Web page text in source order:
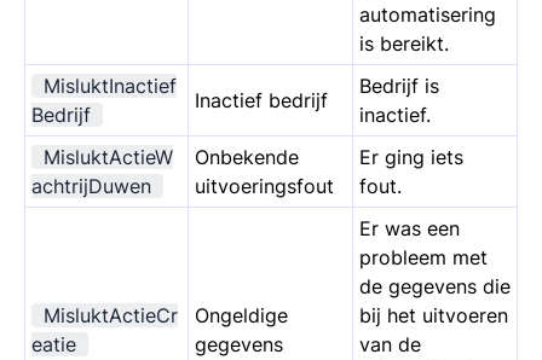
automatisering
is bereikt.
MisluktInactief
Bedrijf
Inactief bedrijf
Bedrijf is
inactief.
MisluktActieW
achtrijDuwen
Onbekende
uitvoeringsfout
Er ging iets
fout.
MisluktActieCr
eatie
Ongeldige
gegevens
Er was een
probleem met
de gegevens die
bij het uitvoeren
van de